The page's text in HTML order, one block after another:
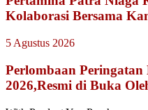
Kolaborasi Bersama
5 Agustus 2026
Perlombaan
2026,Resmi di Buka